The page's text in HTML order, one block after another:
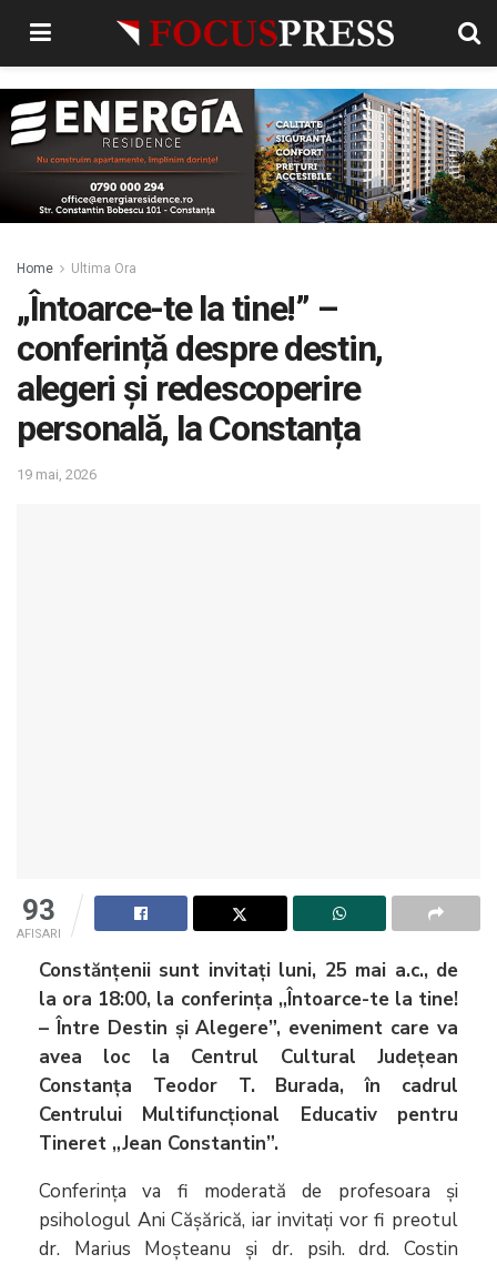
Home Ultima Ora
„Întoarce-te la tine!” –
conferință despre destin,
alegeri și redescoperire
personală, la Constanța
19 mai, 2026
93
AFISARI
Constănțenii sunt invitați luni, 25 mai a.c., de
la ora 18:00, la conferința „Întoarce-te la tine!
– Între Destin și Alegere”, eveniment care va
avea loc la Centrul Cultural Județean
Constanța Teodor T. Burada, în cadrul
Centrului Multifuncțional Educativ pentru
Tineret „Jean Constantin”.
Conferința va fi moderată de profesoara și
psihologul Ani Cășărică, iar invitați vor fi preotul
dr. Marius Moșteanu și dr. psih. drd. Costin